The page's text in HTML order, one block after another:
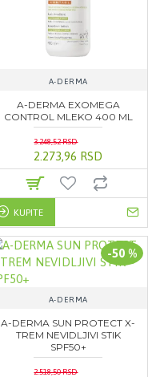
A-DERMA
A-DERMA EXOMEGA
CONTROL MLEKO 400 ML
2.273,96 RSD
3.248,52 RSD
KUPITE
-50 %
A-DERMA
A-DERMA SUN PROTECT X-
TREM NEVIDLJIVI STIK
SPF50+
2.518,50 RSD